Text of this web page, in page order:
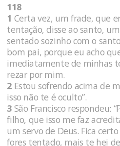
118
1 Certa vez, um frade, que
tentação, disse ao santo,
sentado sozinho com o
bom pai, porque eu acho
imediatamente de minhas
rezar por mim.
2 Estou sofrendo acima de
isso não te é oculto”.
3 São Francisco respondeu:
filho, que isso me faz
um servo de Deus. Fica
fores tentado, mais te hei